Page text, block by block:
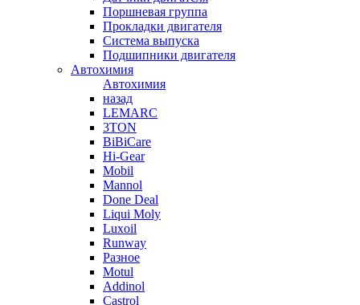
Поршневая группа
Прокладки двигателя
Система выпуска
Подшипники двигателя
Автохимия
Автохимия
назад
LEMARC
3TON
BiBiCare
Hi-Gear
Mobil
Mannol
Done Deal
Liqui Moly
Luxoil
Runway
Разное
Motul
Addinol
Castrol